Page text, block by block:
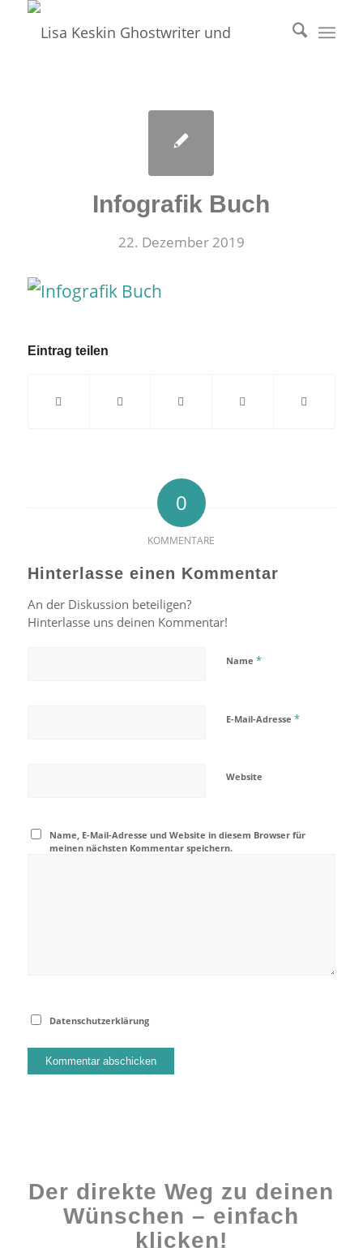
Infografik Buch
22. Dezember 2019
Eintrag teilen
0
KOMMENTARE
Hinterlasse einen Kommentar
An der Diskussion beteiligen?
Hinterlasse uns deinen Kommentar!
Name *
E-Mail-Adresse *
Website
Name, E-Mail-Adresse und Website in diesem Browser für
meinen nächsten Kommentar speichern.
Datenschutzerklärung
Der direkte Weg zu deinen
Wünschen – einfach
klicken!